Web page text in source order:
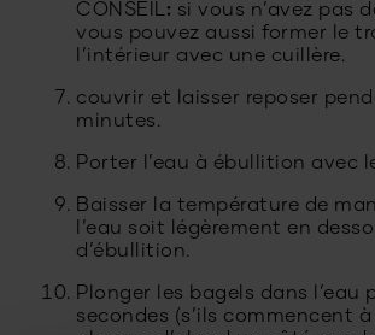
CONSEIL: si vous n’avez pas
vous pouvez aussi former le
l’intérieur avec une cuillère.
couvrir et laisser reposer
minutes.
Porter l’eau à ébullition avec
Baisser la température de
l’eau soit légèrement en
d’ébullition.
Plonger les bagels dans l’eau
secondes (s’ils commencent